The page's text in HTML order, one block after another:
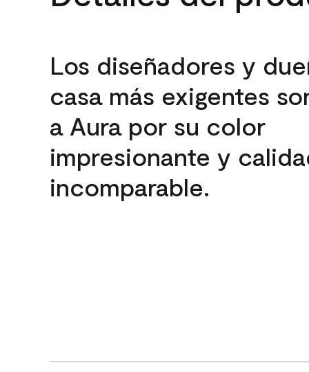
Los diseñadores y
casa más exigentes
a Aura por su color
impresionante y
incomparable.